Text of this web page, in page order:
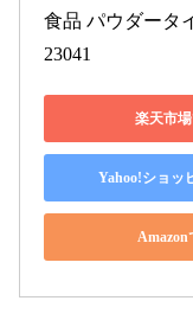
食品 パウダータ
23041
楽天市
Yahoo!ショッ
Amazon